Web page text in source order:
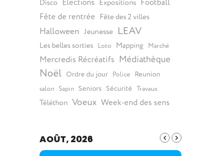
Disco Elections Expositions Football
Fête de rentrée Fête des 2 villes
Halloween Jeunesse LEAV
Les belles sorties Loto Mapping Marché
Mercredis Récréatifs Médiathèque
Noël Ordre du jour Police Reunion
salon Sapin Seniors Sécurité Travaux
Téléthon Voeux Week-end des sens
AOÛT, 2026